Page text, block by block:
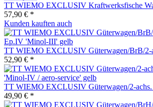
TT WIEMO EXCLUSIV Kraftwerksfische
57,90 € *
Kunden kauften auch
TT WIEMO EXCLUSIV Güterwagen/BrB/2-
52,90 € *
TT WIEMO EXCLUSIV Güterwagen/2-
49,90 € *